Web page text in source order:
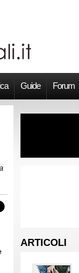
Guide Forum
ARTICOLI